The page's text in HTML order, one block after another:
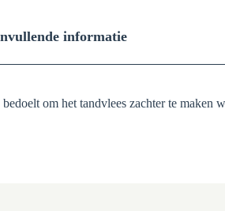
informatie
om het tandvlees zachter te maken